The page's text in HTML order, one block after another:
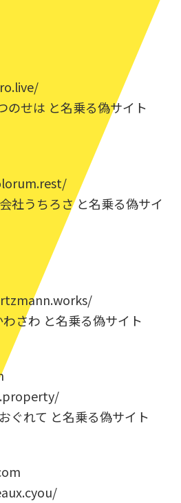
のせは と名乗る偽サイト
社うちろさ と名乗る偽サイ
さわ と名乗る偽サイト
ぐれて と名乗る偽サイト